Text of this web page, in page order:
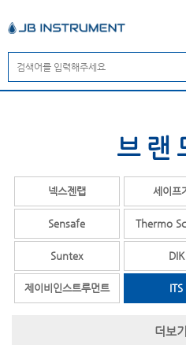
브랜
넥스젠랩 세이프
Sensafe Thermo
Suntex DIK
제이비인스트루먼트 ITS
더보